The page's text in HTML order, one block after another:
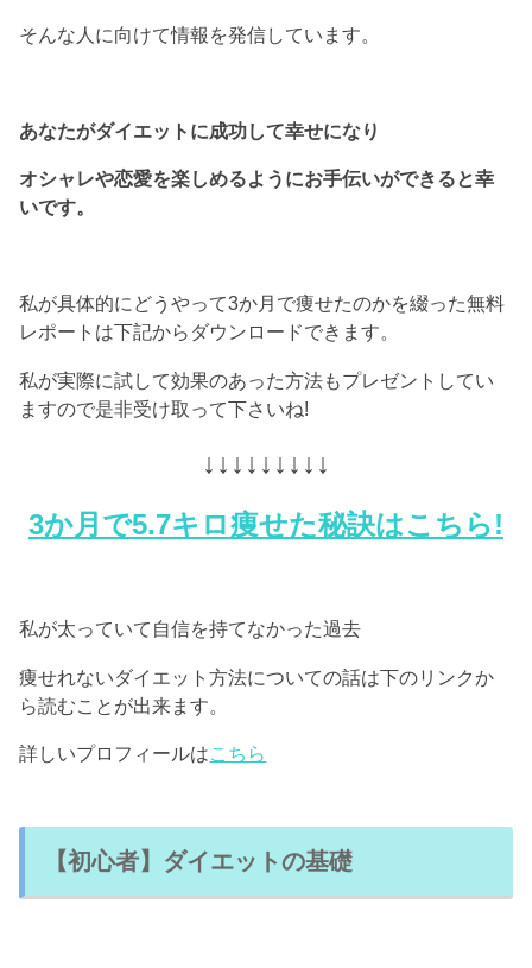
そんな人に向けて情報を発信しています。
あなたがダイエットに成功して幸せになり
オシャレや恋愛を楽しめるようにお手伝いができると幸
いです。
私が具体的にどうやって3か月で痩せたのかを綴った無料
レポートは下記からダウンロードできます。
私が実際に試して効果のあった方法もプレゼントしてい
ますので是非受け取って下さいね!
↓↓↓↓↓↓↓↓↓
3か月で5.7キロ痩せた秘訣はこちら!
私が太っていて自信を持てなかった過去
痩せれないダイエット方法についての話は下のリンクか
ら読むことが出来ます。
詳しいプロフィールはこちら
【初心者】ダイエットの基礎